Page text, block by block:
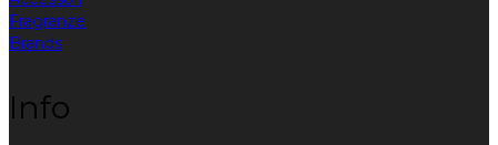
Fragranze
Brands
Info